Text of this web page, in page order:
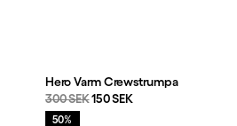
Hero Varm Crewstrumpa
Originalpris:
300 SEKReapris:
150 SEK
Rea:
50%